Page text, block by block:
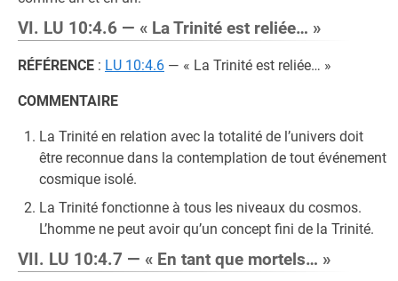
VI. LU 10:4.6 — « La Trinité est reliée… »
RÉFÉRENCE : LU 10:4.6 — « La Trinité est reliée… »
COMMENTAIRE
La Trinité en relation avec la totalité de l’univers doit
être reconnue dans la contemplation de tout événement
cosmique isolé.
La Trinité fonctionne à tous les niveaux du cosmos.
L’homme ne peut avoir qu’un concept fini de la Trinité.
VII. LU 10:4.7 — « En tant que mortels… »